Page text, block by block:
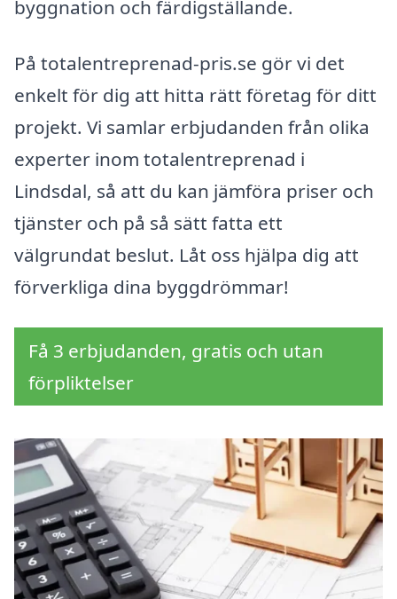
byggnation och färdigställande.
På totalentreprenad-pris.se gör vi det
enkelt för dig att hitta rätt företag för ditt
projekt. Vi samlar erbjudanden från olika
experter inom totalentreprenad i
Lindsdal, så att du kan jämföra priser och
tjänster och på så sätt fatta ett
välgrundat beslut. Låt oss hjälpa dig att
förverkliga dina byggdrömmar!
Få 3 erbjudanden, gratis och utan
förpliktelser